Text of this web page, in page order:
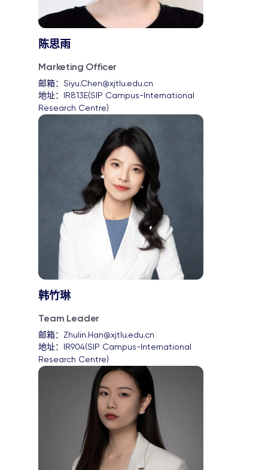
陈思雨
Marketing Officer
邮箱： Siyu.Chen@xjtlu.edu.cn
地址： IR813E(SIP Campus-International
Research Centre)
韩竹琳
Team Leader
邮箱： Zhulin.Han@xjtlu.edu.cn
地址： IR904(SIP Campus-International
Research Centre)